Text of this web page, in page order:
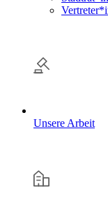
Unsere Arbeit